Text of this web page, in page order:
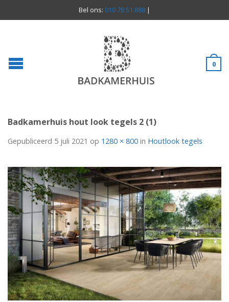
Bel ons: 010 78 51 888 |
0
Badkamerhuis hout look tegels 2 (1)
Gepubliceerd 5 juli 2021 op 1280 × 800 in Houtlook tegels